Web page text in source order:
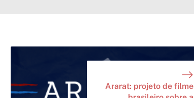
Ararat: projeto de filme